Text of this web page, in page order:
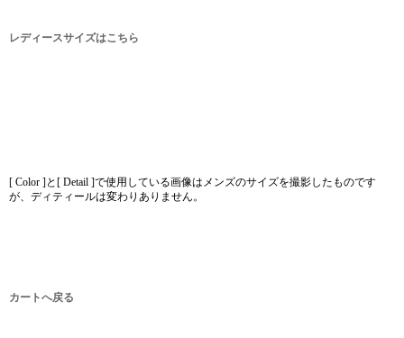
レディースサイズはこちら
[ Color ]と[ Detail ]で使用している画像はメンズのサイズを撮影したものです
が、ディティールは変わりありません。
カートへ戻る